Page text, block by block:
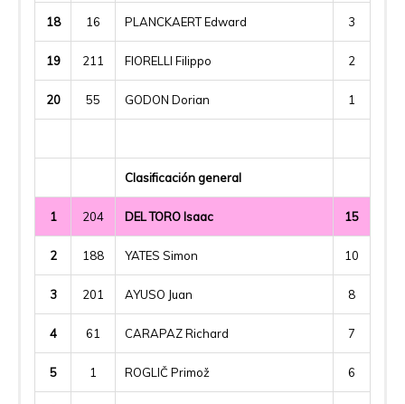
18 16 PLANCKAERT Edward 3
19 211 FIORELLI Filippo 2
20 55 GODON Dorian 1
Clasificación general
1 204 DEL TORO Isaac 15
2 188 YATES Simon 10
3 201 AYUSO Juan 8
4 61 CARAPAZ Richard 7
5 1 ROGLIČ Primož 6